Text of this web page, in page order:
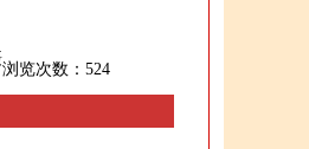
浏览次数： 524